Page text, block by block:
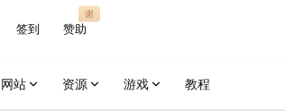
签到 赞助
谢
网站 资源 游戏 教程